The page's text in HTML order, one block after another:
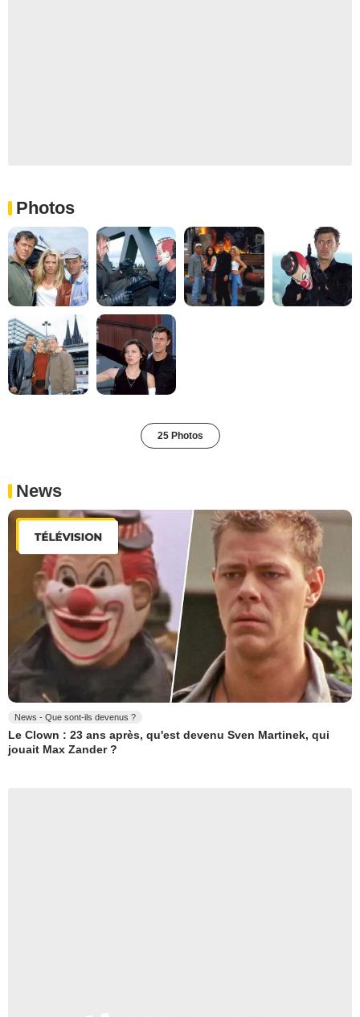
Photos
25 Photos
News
News - Que sont-ils devenus ?
Le Clown : 23 ans après, qu'est devenu Sven Martinek, qui
jouait Max Zander ?